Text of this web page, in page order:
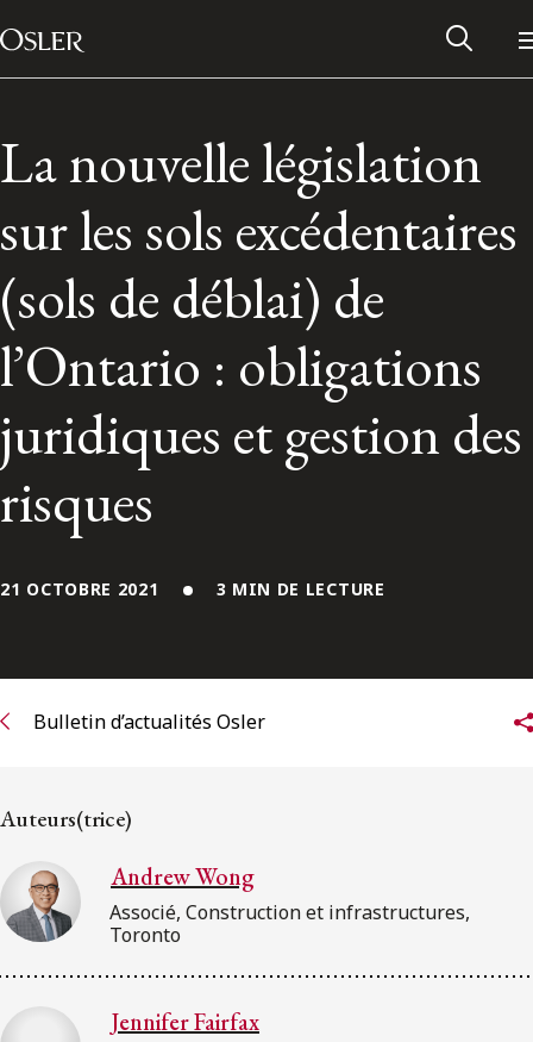
Passer au contenu
Main Navigation
Réseau des anciens d’Osler
Contactez-nous
ENGLISH
S’abonner
La nouvelle législation
sur les sols excédentaires
(sols de déblai) de
l’Ontario : obligations
juridiques et gestion des
risques
21 OCTOBRE 2021 3 MIN DE LECTURE
Bulletin d’actualités Osler
Auteurs(trice)
Andrew Wong
Associé, Construction et infrastructures,
Toronto
Jennifer Fairfax